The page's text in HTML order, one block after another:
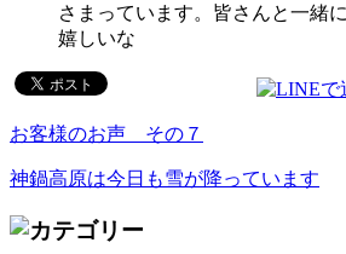
さまっています。皆さんと一緒
嬉しいな
お客様のお声 その７
神鍋高原は今日も雪が降っています